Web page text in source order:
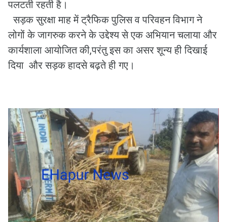
पलटती रहती है।
सड़क सुरक्षा माह में ट्रैफिक पुलिस व परिवहन विभाग ने
लोगों के जागरुक करने के उद्देश्य से एक अभियान चलाया और
कार्यशाला आयोजित की,परंतु इस का असर शून्य ही दिखाई
दिया और सड़क हादसे बढ़ते ही गए।